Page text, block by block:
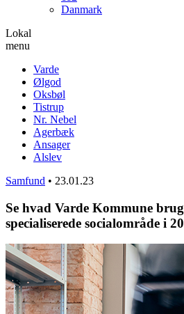
Danmark
Lokal
menu
Varde
Ølgod
Oksbøl
Tistrup
Nr. Nebel
Agerbæk
Ansager
Alslev
Samfund • 23.01.23
Se hvad Varde Kommune
specialiserede socialområde i